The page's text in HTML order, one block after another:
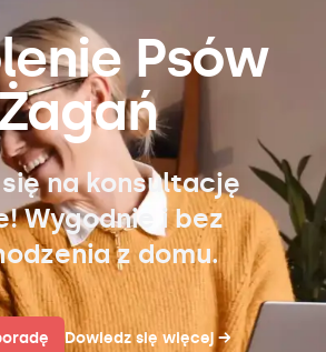
Psów
na konsultację
Wygodnie i bez
z domu.
Dowiedz się więcej→